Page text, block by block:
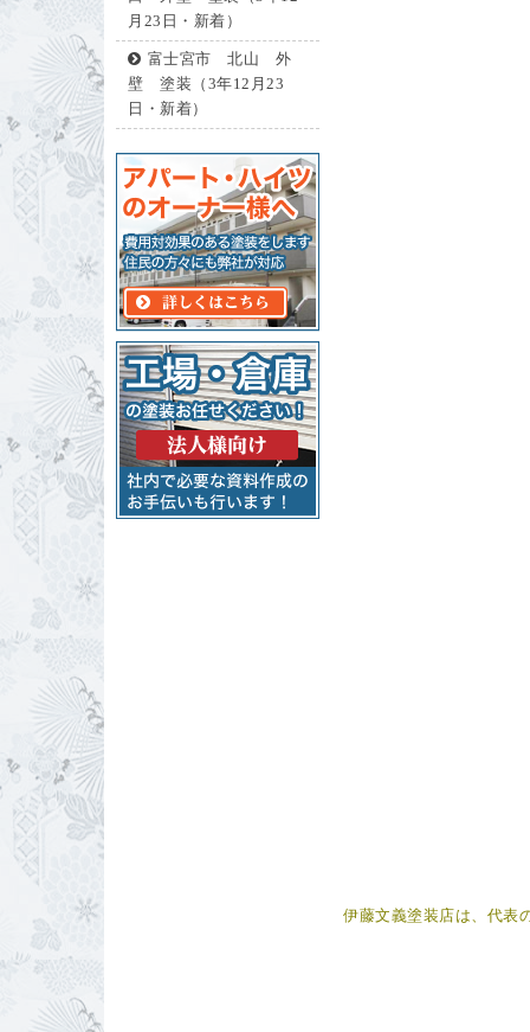
月23日・新着）
富士宮市 北山 外
壁 塗装（3年12月23
日・新着）
伊藤文義塗装店は、代表